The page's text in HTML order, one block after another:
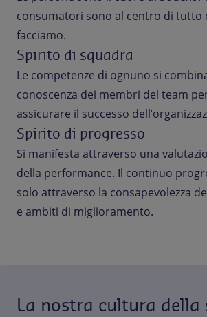
consumatori sono al centro di tutto
facciamo.
Spirito di squadra
Le competenze di ognuno si
conoscenza dei membri del team
assicurare il successo
Spirito di progresso
Si manifesta attraverso una
della performance. Il continuo
solo attraverso la consapevolezza
e ambiti di miglioramento.
La nostra cultura della